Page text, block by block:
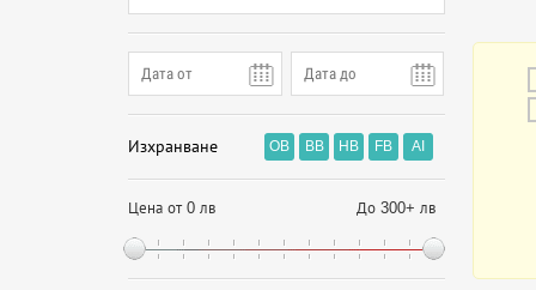
Изхранване OB BB HB FB AI
Цена от 0 лв До 300+ лв